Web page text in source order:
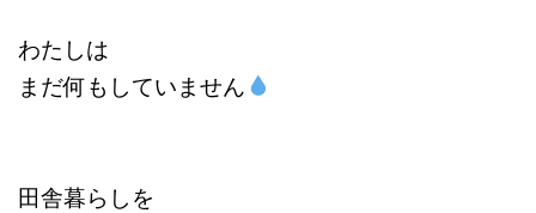
わたしは
まだ何もしていません
田舎暮らしを